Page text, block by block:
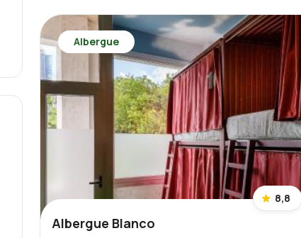
Albergue
8,8
Albergue Blanco